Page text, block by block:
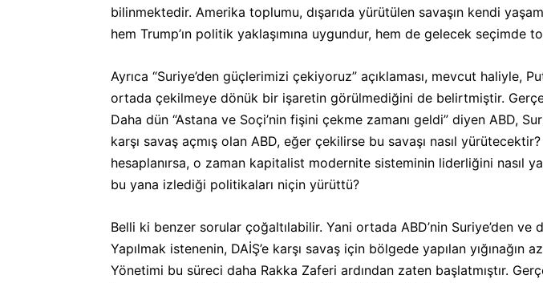
bilinmektedir. Amerika toplumu, dışarıda yürütülen savaşın kendi
hem Trump’ın politik yaklaşımına uygundur, hem de gelecek
Ayrıca “Suriye’den güçlerimizi çekiyoruz” açıklaması, mevcut haliyle,
ortada çekilmeye dönük bir işaretin görülmediğini de belirtmiştir.
Daha dün “Astana ve Soçi’nin fişini çekme zamanı geldi” diyen ABD,
karşı savaş açmış olan ABD, eğer çekilirse bu savaşı nasıl
hesaplanırsa, o zaman kapitalist modernite sisteminin liderliğini nasıl
bu yana izlediği politikaları niçin yürüttü?
Belli ki benzer sorular çoğaltılabilir. Yani ortada ABD’nin Suriye’den
Yapılmak istenenin, DAİŞ’e karşı savaş için bölgede yapılan
Yönetimi bu süreci daha Rakka Zaferi ardından zaten başlatmıştır.